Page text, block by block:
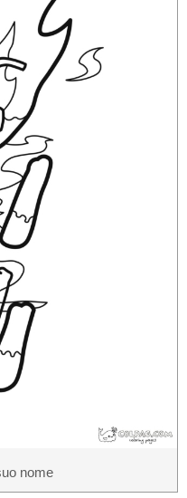
nome